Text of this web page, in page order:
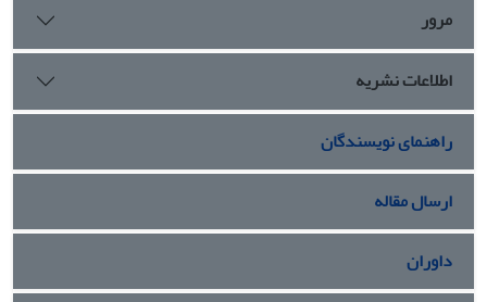
مرور
اطلاعات نشریه
راهنمای نویسندگان
ارسال مقاله
داوران